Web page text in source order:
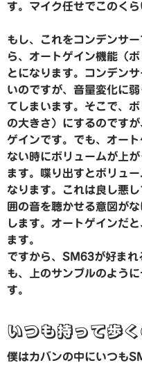
す。マイク任せでこのく
もし、これをコンデンサ
ら、オートゲイン機能（
とになります。コンデン
いのですが、音量変化に
てしまいます。そこで、
の大きさ）にするのです
ゲインです。でも、オー
ない時にボリュームが上
ます。喋り出すとボリュ
なります。これは良し悪
囲の音を聴かせる意図が
します。オートゲインだ
ます。
ですから、SM63が好まれ
も、上のサンプルのよう
す。
いつも持って歩
僕はカバンの中にいつも